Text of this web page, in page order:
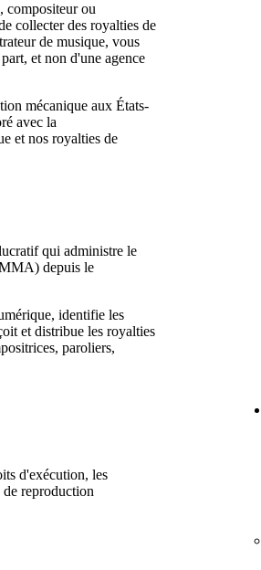
compositeur ou
collecter des royalties de
de musique, vous
et non d'une agence
mécanique aux États-
avec la
et nos royalties de
qui administre le
depuis le
identifie les
et distribue les royalties
paroliers,
d'exécution, les
de reproduction